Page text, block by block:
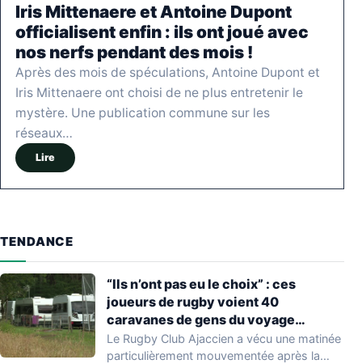
Iris Mittenaere et Antoine Dupont
officialisent enfin : ils ont joué avec
nos nerfs pendant des mois !
Après des mois de spéculations, Antoine Dupont et
Iris Mittenaere ont choisi de ne plus entretenir le
mystère. Une publication commune sur les
réseaux…
Lire
TENDANCE
“Ils n’ont pas eu le choix” : ces
joueurs de rugby voient 40
caravanes de gens du voyage
s’installer dans leur stade, ils les
délogent en moins d’1 heure
Le Rugby Club Ajaccien a vécu une matinée
particulièrement mouvementée après la